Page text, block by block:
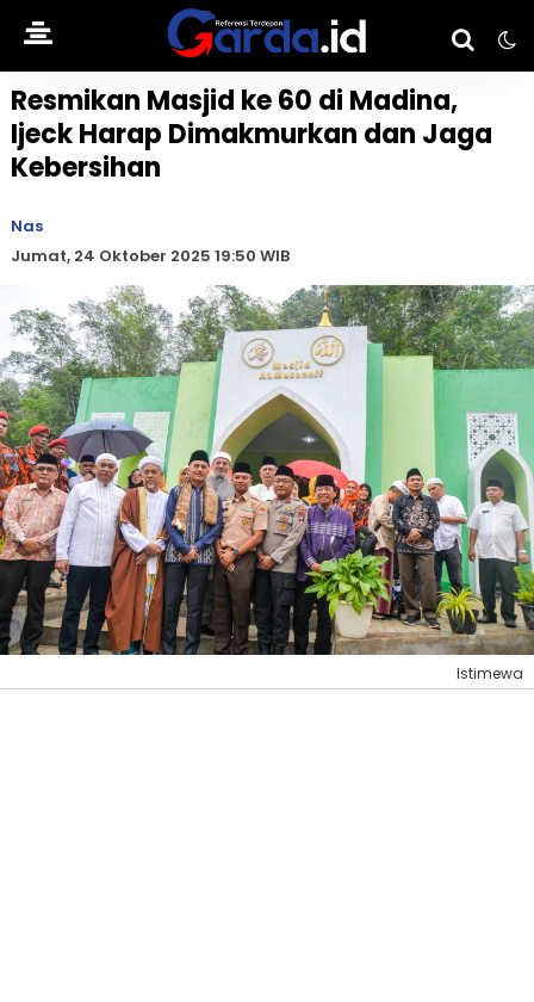
Resmikan Masjid ke 60 di Madina,
Ijeck Harap Dimakmurkan dan Jaga
Kebersihan
Nas
Jumat, 24 Oktober 2025 19:50 WIB
Istimewa